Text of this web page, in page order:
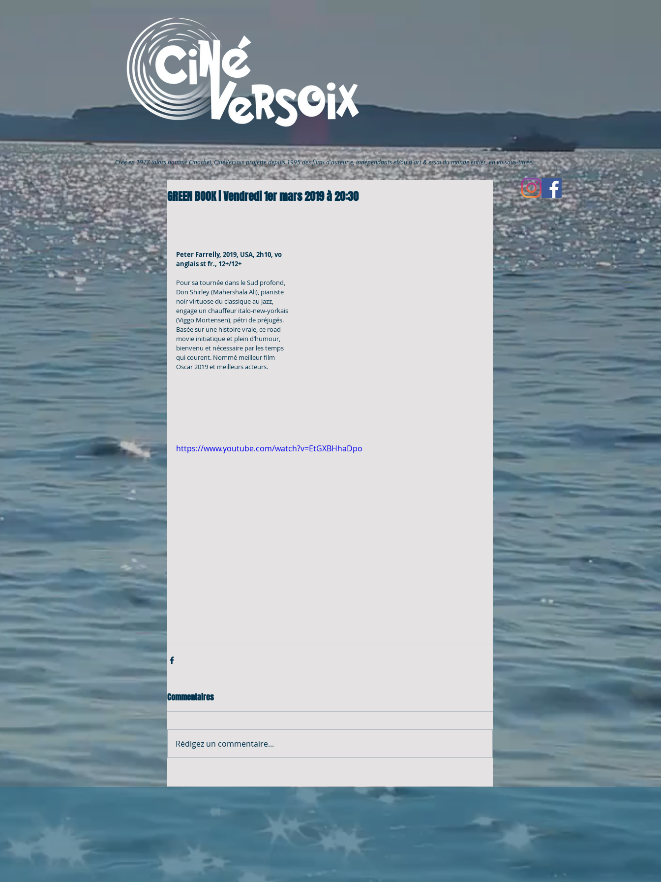
GREEN BOOK | Vendredi 1er mars 2019 à 20:30
Peter Farrelly, 2019, USA, 2h10, vo
anglais st fr., 12+/12+
Pour sa tournée dans le Sud profond,
Don Shirley (Mahershala Ali), pianiste
noir virtuose du classique au jazz,
engage un chauffeur italo-new-yorkais
(Viggo Mortensen), pétri de préjugés.
Basée sur une histoire vraie, ce road-
movie initiatique et plein d’humour,
bienvenu et nécessaire par les temps
qui courent. Nommé meilleur film
Oscar 2019 et meilleurs acteurs.
https://www.youtube.com/watch?v=EtGXBHhaDpo
Commentaires
Rédigez un commentaire...
Créé en 1977 (alors nommé Cinoche), CinéVersoixprojette depuis 1995 des films d'auteur.e, indépendants et/ou d'art & essai du monde entier, en vo sous-titrée.